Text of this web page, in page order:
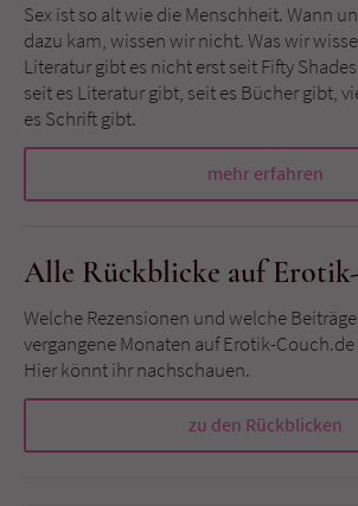
Sex ist so alt wie die Menschheit. Wann
dazu kam, wissen wir nicht. Was wir
Literatur gibt es nicht erst seit Fifty
seit es Literatur gibt, seit es Bücher gibt,
es Schrift gibt.
mehr erfahren
Alle Rückblicke auf
Welche Rezensionen und welche
vergangene Monaten auf Erotik-
Hier könnt ihr nachschauen.
zu den Rückblicken